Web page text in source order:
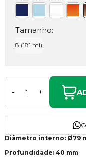
Tamanho:
8 (181 ml)
- +
Diâmetro interno: Ø79
Profundidade: 40 mm